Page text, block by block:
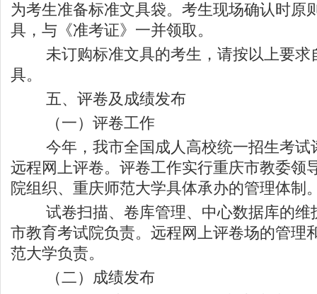
为考生准备标准文具袋。考生现场确认时原
具，与《准考证》一并领取。
未订购标准文具的考生，请按以上要求
具。
五、评卷及成绩发布
（一）评卷工作
今年，我市全国成人高校统一招生考试
远程网上评卷。评卷工作实行重庆市教委领
院组织、重庆师范大学具体承办的管理体制
试卷扫描、卷库管理、中心数据库的维
市教育考试院负责。远程网上评卷场的管理
范大学负责。
（二）成绩发布